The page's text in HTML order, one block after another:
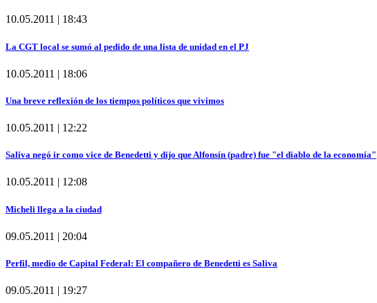
10.05.2011 | 18:43
La CGT local se sumó al pedido de una lista de unidad en el PJ
10.05.2011 | 18:06
Una breve reflexión de los tiempos políticos que vivimos
10.05.2011 | 12:22
Saliva negó ir como vice de Benedetti y dijo que Alfonsín (padre) fue "el diablo de la economía"
10.05.2011 | 12:08
Micheli llega a la ciudad
09.05.2011 | 20:04
Perfil, medio de Capital Federal: El compañero de Benedetti es Saliva
09.05.2011 | 19:27